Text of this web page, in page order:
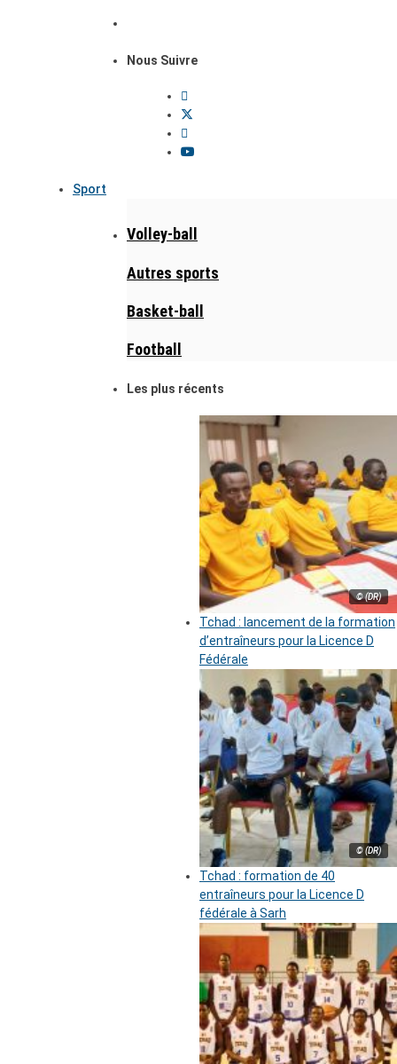
Nous Suivre
Sport
Volley-ball
Autres sports
Basket-ball
Football
Les plus récents
© (DR)
Tchad : lancement de la formation
d’entraîneurs pour la Licence D
Fédérale
© (DR)
Tchad : formation de 40
entraîneurs pour la Licence D
fédérale à Sarh